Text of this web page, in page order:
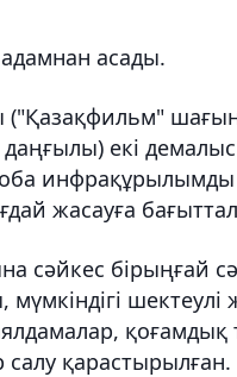
асады.
("Қазақфильм"
екі демалыс
инфрақұрылымды
жасауға
бірыңғай
шектеулі
қоғамдық
салу қарастырылған.